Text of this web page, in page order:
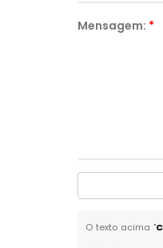
Mensagem: *
O texto acima "